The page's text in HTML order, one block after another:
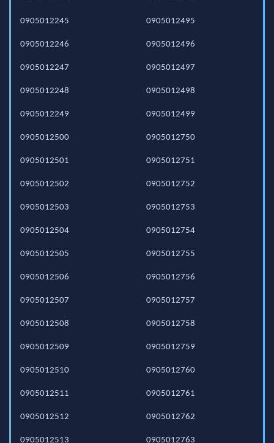
0905012245
0905012246
0905012247
0905012248
0905012249
0905012495
0905012496
0905012497
0905012498
0905012499
0905012500
0905012501
0905012502
0905012503
0905012504
0905012505
0905012506
0905012507
0905012508
0905012509
0905012510
0905012511
0905012512
0905012513
0905012750
0905012751
0905012752
0905012753
0905012754
0905012755
0905012756
0905012757
0905012758
0905012759
0905012760
0905012761
0905012762
0905012763